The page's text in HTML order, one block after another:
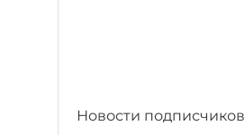
Новости подписчиков